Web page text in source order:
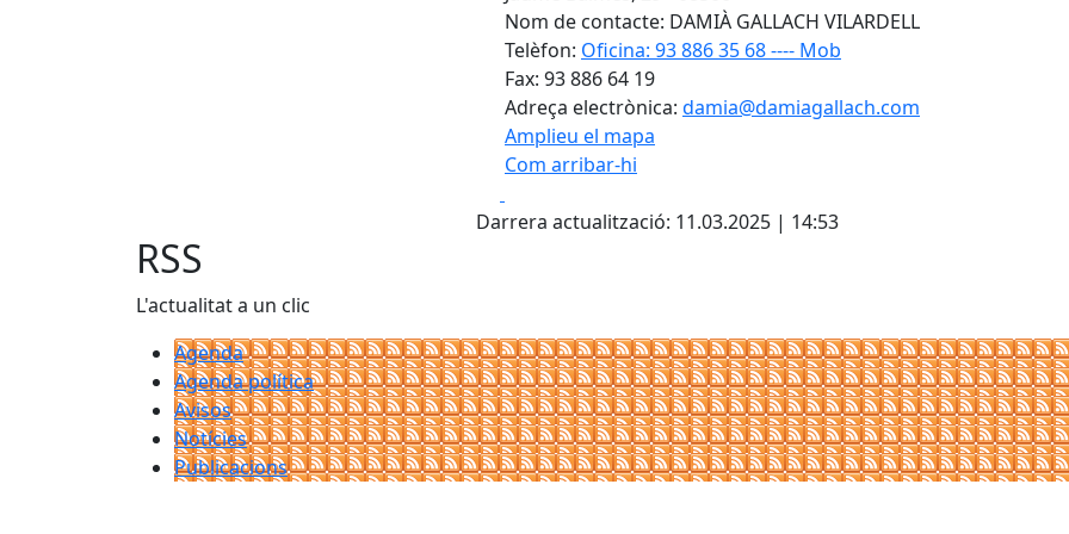
Nom de contacte: DAMIÀ GALLACH VILARDELL
Telèfon: Oficina: 93 886 35 68 ---- Mob
Fax: 93 886 64 19
Adreça electrònica: damia@damiagallach.com
Amplieu el mapa
Com arribar-hi
+
Darrera actualització: 11.03.2025 | 14:53
RSS
L'actualitat a un clic
Agenda
Agenda política
Avisos
Notícies
Publicacions